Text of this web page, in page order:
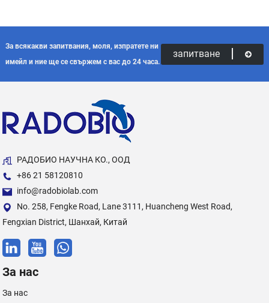
За всякакви запитвания, моля, изпратете ни
имейл и ние ще се свържем с вас до 24 часа.
запитване
РАДОБИО НАУЧНА КО., ООД
+86 21 58120810
info@radobiolab.com
No. 258, Fengke Road, Lane 3111, Huancheng West Road,
Fengxian District, Шанхай, Китай
За нас
За нас